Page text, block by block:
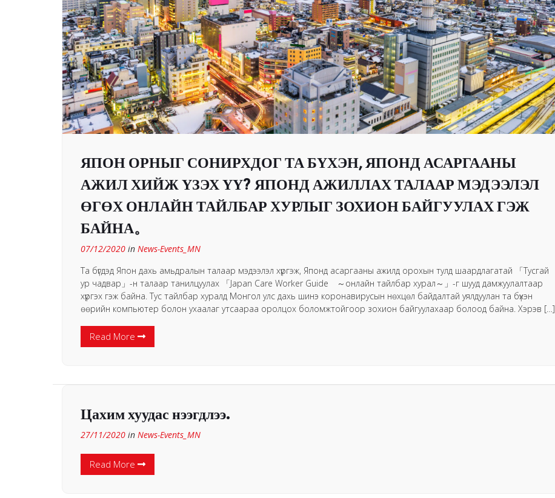
ЯПОН ОРНЫГ СОНИРХДОГ ТА БҮХЭН, ЯПОНД АСАРГААНЫ
АЖИЛ ХИЙЖ ҮЗЭХ ҮҮ? ЯПОНД АЖИЛЛАХ ТАЛААР МЭДЭЭЛЭЛ
ӨГӨХ ОНЛАЙН ТАЙЛБАР ХУРЛЫГ ЗОХИОН БАЙГУУЛАХ ГЭЖ
БАЙНА。
07/12/2020 in News-Events_MN
Та бүгдэд Япон дахь амьдралын талаар мэдээлэл хүргэж, Японд асаргааны ажилд орохын тулд шаардлагатай 「Тусгай
ур чадвар」-н талаар танилцуулах 「Japan Care Worker Guide ～онлайн тайлбар хурал～」-г шууд дамжуулалтаар
хүргэх гэж байна. Тус тайлбар хуралд Монгол улс дахь шинэ коронавирусын нѳхцѳл байдалтай уялдуулан та бүхэн
ѳѳрийн компьютер болон ухаалаг утсаараа оролцох боломжтойгоор зохион байгуулахаар болоод байна. Хэрэв […]
Read More
Цахим хуудас нээгдлээ.
27/11/2020 in News-Events_MN
Read More